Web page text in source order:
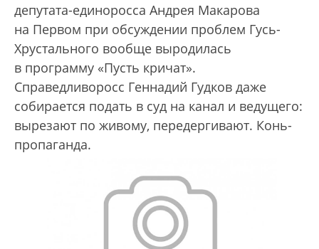
депутата-единоросса Андрея Макарова
на Первом при обсуждении проблем Гусь-
Хрустального вообще выродилась
в программу «Пусть кричат».
Справедливоросс Геннадий Гудков даже
собирается подать в суд на канал и ведущего:
вырезают по живому, передергивают. Конь-
пропаганда.